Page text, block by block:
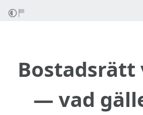
Bostadsrätt
— vad